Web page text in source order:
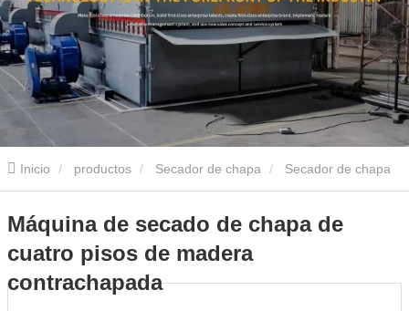
Inicio productos Secador de chapa Secador de chapa
de madera contrachapada
cuatro pisos de madera contrachapada
Máquina de secado de chapa de
cuatro pisos de madera
contrachapada